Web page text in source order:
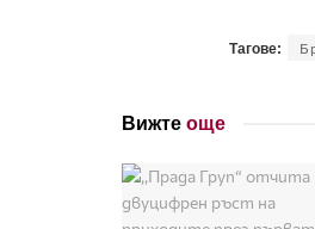
Тагове:
Вижте още